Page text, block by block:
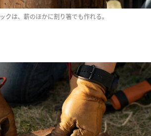
クは、薪のほかに割り箸でも作れる。